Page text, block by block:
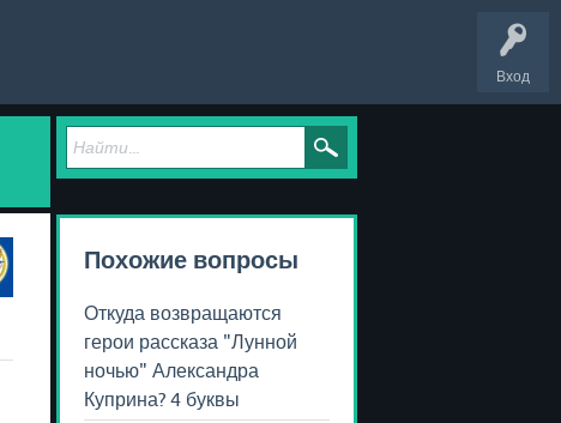
Вход
Похожие вопросы
Откуда возвращаются
герои рассказа "Лунной
ночью" Александра
Куприна? 4 буквы